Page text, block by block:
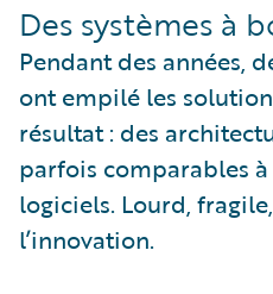
Des systèmes à
Pendant des années,
ont empilé les
résultat : des
parfois comparables
logiciels. Lourd,
l’innovation.